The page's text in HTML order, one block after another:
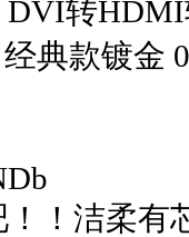
转
典款镀金
！洁柔有